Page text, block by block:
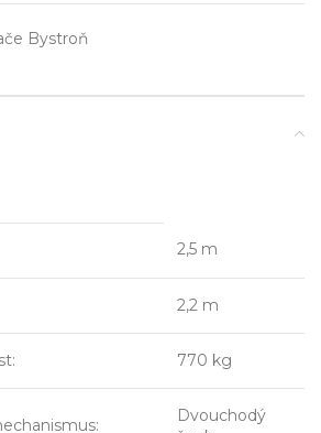
Bystroň
2,5 m
2,2 m
770 kg
Dvouchodý